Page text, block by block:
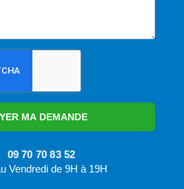
MA DEMANDE
09 70 70 83 52
Vendredi de 9H à 19H